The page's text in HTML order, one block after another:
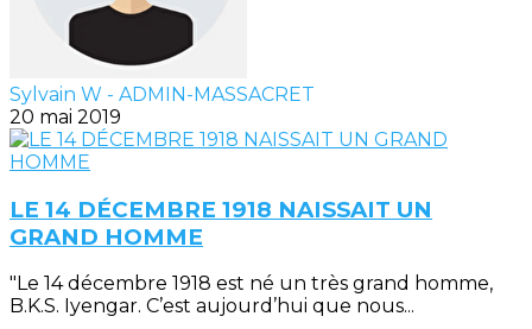
Sylvain W - ADMIN-MASSACRET
20 mai 2019
LE 14 DÉCEMBRE 1918 NAISSAIT UN
GRAND HOMME
"Le 14 décembre 1918 est né un très grand homme,
B.K.S. Iyengar. C’est aujourd’hui que nous...